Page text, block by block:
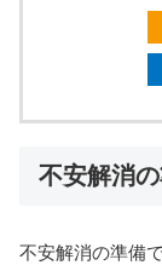
不安解消
不安解消の準備